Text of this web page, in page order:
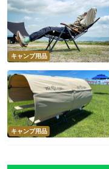
キャンプ用品
キャンプ用品